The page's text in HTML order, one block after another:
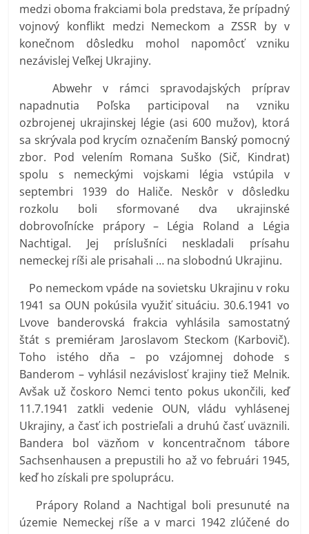
medzi oboma frakciami bola predstava, že prípadný
vojnový konflikt medzi Nemeckom a ZSSR by v
konečnom dôsledku mohol napomôcť vzniku
nezávislej Veľkej Ukrajiny.
Abwehr v rámci spravodajských príprav
napadnutia Poľska participoval na vzniku
ozbrojenej ukrajinskej légie (asi 600 mužov), ktorá
sa skrývala pod krycím označením Banský pomocný
zbor. Pod velením Romana Suško (Sič, Kindrat)
spolu s nemeckými vojskami légia vstúpila v
septembri 1939 do Haliče. Neskôr v dôsledku
rozkolu boli sformované dva ukrajinské
dobrovoľnícke prápory – Légia Roland a Légia
Nachtigal. Jej príslušníci neskladali prísahu
nemeckej ríši ale prisahali … na slobodnú Ukrajinu.
Po nemeckom vpáde na sovietsku Ukrajinu v roku
1941 sa OUN pokúsila využiť situáciu. 30.6.1941 vo
Lvove banderovská frakcia vyhlásila samostatný
štát s premiéram Jaroslavom Steckom (Karbovič).
Toho istého dňa – po vzájomnej dohode s
Banderom – vyhlásil nezávislosť krajiny tiež Melnik.
Avšak už čoskoro Nemci tento pokus ukončili, keď
11.7.1941 zatkli vedenie OUN, vládu vyhlásenej
Ukrajiny, a časť ich postrieľali a druhú časť uväznili.
Bandera bol väzňom v koncentračnom tábore
Sachsenhausen a prepustili ho až vo februári 1945,
keď ho získali pre spoluprácu.
Prápory Roland a Nachtigal boli presunuté na
územie Nemeckej ríše a v marci 1942 zlúčené do